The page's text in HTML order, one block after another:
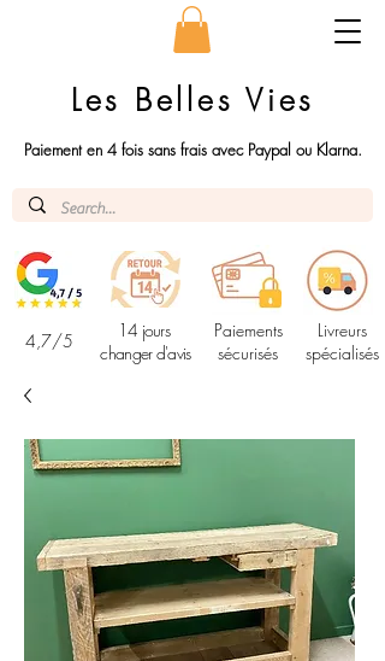
Les Belles Vies
Paiement en 4 fois sans frais avec Paypal ou Klarna.
4,7/5
14 jours
changer d'avis
Paiements
sécurisés
Livreurs
spécialisés